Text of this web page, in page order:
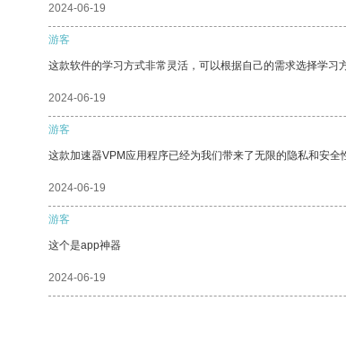
2024-06-19
游客
这款软件的学习方式非常灵活，可以根据自己的需求选择学习方
2024-06-19
游客
这款加速器VPM应用程序已经为我们带来了无限的隐私和安全
2024-06-19
游客
这个是app神器
2024-06-19